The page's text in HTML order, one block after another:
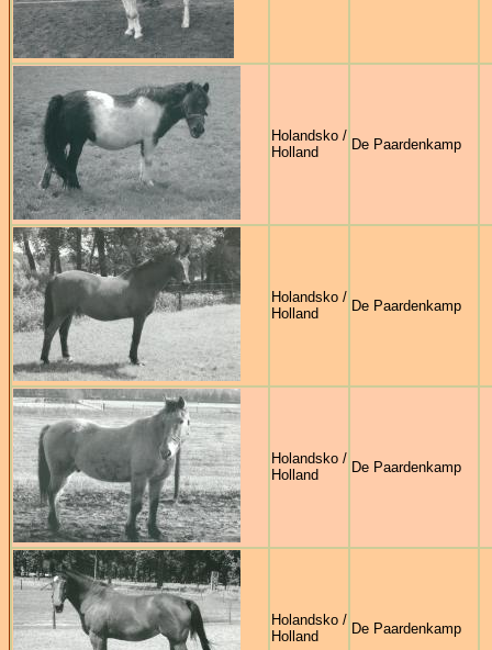
Holandsko /
Holland
De Paardenkamp
Holandsko /
Holland
De Paardenkamp
Holandsko /
Holland
De Paardenkamp
Holandsko /
Holland
De Paardenkamp